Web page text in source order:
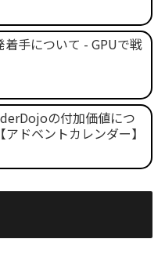
着手について - GPUで戦
の付加価値につ
ドベントカレンダー】